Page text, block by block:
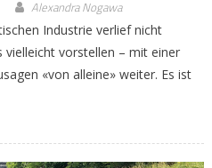
Alexandra Nogawa
Industrie verlief nicht
vielleicht vorstellen – mit einer
«von alleine» weiter. Es ist